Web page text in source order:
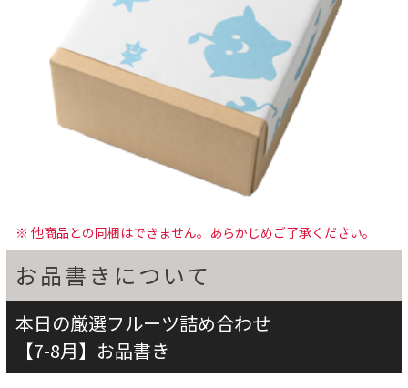
※ 他商品との同梱はできません。あらかじめご了承ください。
お品書きについて
本日の厳選フルーツ詰め合わせ
【7-8月】お品書き